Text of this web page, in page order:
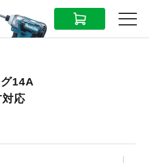
MENU
グ14A
応